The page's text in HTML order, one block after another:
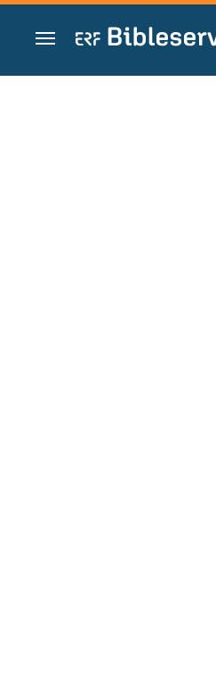
Преминете към съдържанието